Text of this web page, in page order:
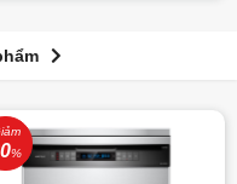
%